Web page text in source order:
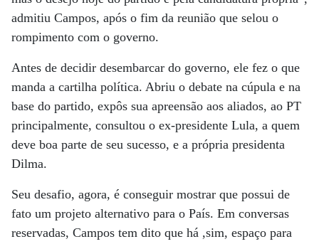
admitiu Campos, após o fim da reunião que selou o
rompimento com o governo.
Antes de decidir desembarcar do governo, ele fez o que
manda a cartilha política. Abriu o debate na cúpula e na
base do partido, expôs sua apreensão aos aliados, ao PT
principalmente, consultou o ex-presidente Lula, a quem
deve boa parte de seu sucesso, e a própria presidenta
Dilma.
Seu desafio, agora, é conseguir mostrar que possui de
fato um projeto alternativo para o País. Em conversas
reservadas, Campos tem dito que há ,sim, espaço para